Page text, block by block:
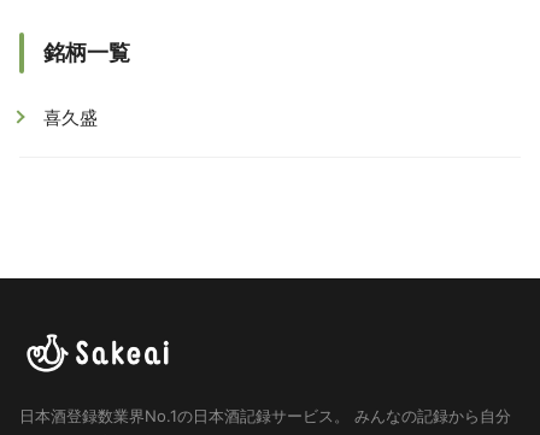
銘柄一覧
喜久盛
日本酒登録数業界No.1の日本酒記録サービス。
みんなの記録から自分